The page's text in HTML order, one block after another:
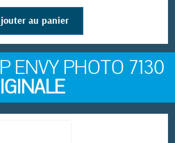
au panier
ENVY PHOTO 7130